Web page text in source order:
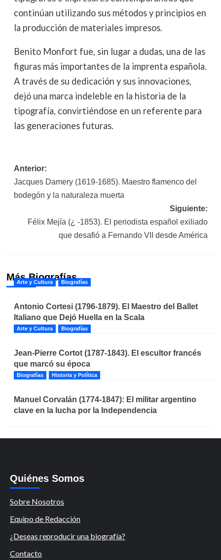
continúan utilizando sus métodos y principios en
la producción de materiales impresos.
Benito Monfort fue, sin lugar a dudas, una de las
figuras más importantes de la imprenta española.
A través de su dedicación y sus innovaciones,
dejó una marca indeleble en la historia de la
tipografía, convirtiéndose en un referente para
las generaciones futuras.
Navegación
de
entradas
Anterior:
Jacques Damery (1619-1685). Maestro flamenco del
bodegón y la naturaleza muerta
Siguiente:
Félix Mejía (¿ -1853). El periodista español exiliado
que desafió a Fernando VII desde América
Más Biografías
Arte y Cultura Biografías
Antonio Cortesi (1796-1879). El Maestro del Ballet
Italiano que Dejó Huella en la Scala
Arte y Cultura Biografías
Jean-Pierre Cortot (1787-1843). El escultor francés
que marcó su época
Biografías Historia y Política
Manuel Corvalán (1774-1847): El militar argentino
clave en la lucha por la Independencia
Quiénes Somos
Sobre Nosotros
Equipo de Redacción
¿Deseas reproducir una biografía?
Contacto